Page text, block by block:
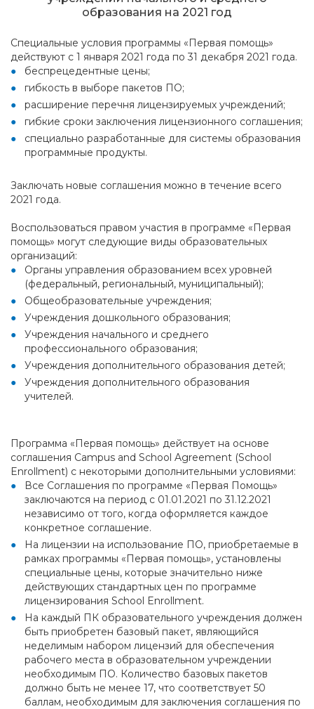
образования на 2021 год
Специальные условия программы «Первая помощь»
действуют с 1 января 2021 года по 31 декабря 2021 года.
беспрецедентные цены;
гибкость в выборе пакетов ПО;
расширение перечня лицензируемых учреждений;
гибкие сроки заключения лицензионного соглашения;
специально разработанные для системы образования
программные продукты.
Заключать новые соглашения можно в течение всего
2021 года.
Воспользоваться правом участия в программе «Первая
помощь» могут следующие виды образовательных
организаций:
Органы управления образованием всех уровней
(федеральный, региональный, муниципальный);
Общеобразовательные учреждения;
Учреждения дошкольного образования;
Учреждения начального и среднего
профессионального образования;
Учреждения дополнительного образования детей;
Учреждения дополнительного образования
учителей.
Программа «Первая помощь» действует на основе
соглашения Campus and School Agreement (School
Enrollment) с некоторыми дополнительными условиями:
Все Соглашения по программе «Первая Помощь»
заключаются на период с 01.01.2021 по 31.12.2021
независимо от того, когда оформляется каждое
конкретное соглашение.
На лицензии на использование ПО, приобретаемые в
рамках программы «Первая помощь», установлены
специальные цены, которые значительно ниже
действующих стандартных цен по программе
лицензирования School Enrollment.
На каждый ПК образовательного учреждения должен
быть приобретен базовый пакет, являющийся
неделимым набором лицензий для обеспечения
рабочего места в образовательном учреждении
необходимым ПО. Количество базовых пакетов
должно быть не менее 17, что соответствует 50
баллам, необходимым для заключения соглашения по